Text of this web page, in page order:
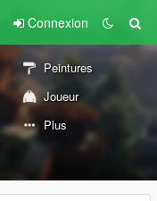
Connexion
Peintures
Joueur
Plus